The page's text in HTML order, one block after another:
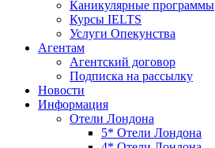
Каникулярные программы
Курсы IELTS
Услуги Опекунства
Агентам
Агентский договор
Подписка на рассылку
Новости
Информация
Отели Лондона
5* Отели Лондона